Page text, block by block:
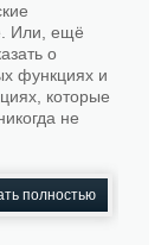
Или, ещё
о
функциях и
которые
не
полностью